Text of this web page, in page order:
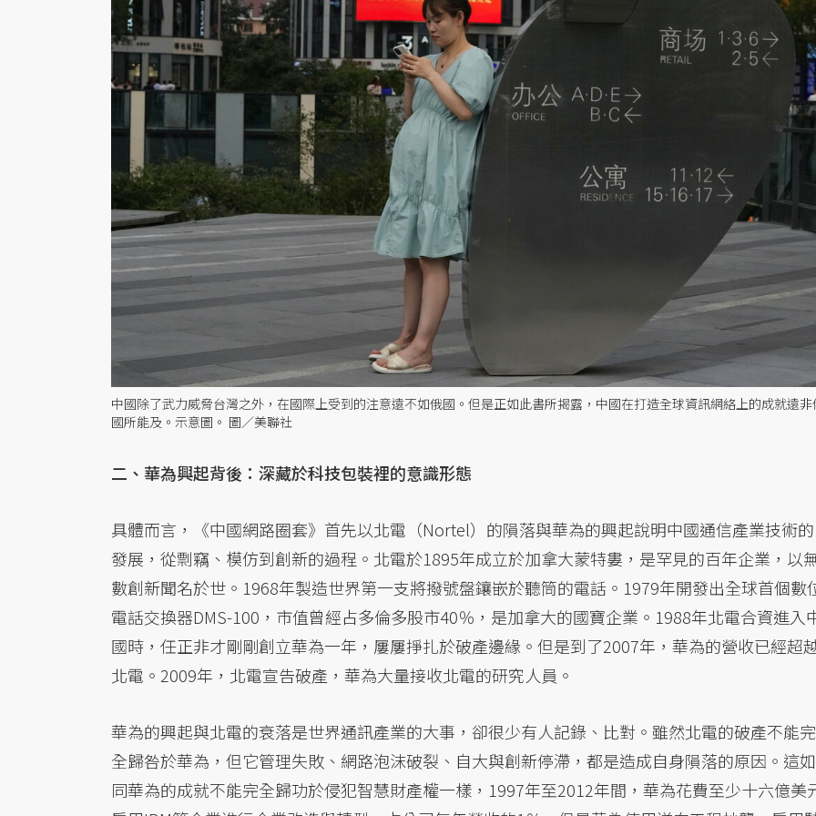
中國除了武力威脅台灣之外，在國際上受到的注意遠不如俄國。但是正如此書所揭露，中國在打造全球資訊網絡上的成就遠非
國所能及。示意圖。 圖／美聯社
二、華為興起背後：深藏於科技包裝裡的意識形態
具體而言，《中國網路圈套》首先以北電（Nortel）的隕落與華為的興起說明中國通信產業技術的
發展，從剽竊、模仿到創新的過程。北電於1895年成立於加拿大蒙特婁，是罕見的百年企業，以
數創新聞名於世。1968年製造世界第一支將撥號盤鑲嵌於聽筒的電話。1979年開發出全球首個數
電話交換器DMS-100，市值曾經占多倫多股市40％，是加拿大的國寶企業。1988年北電合資進入
國時，任正非才剛剛創立華為一年，屢屢掙扎於破產邊緣。但是到了2007年，華為的營收已經超
北電。2009年，北電宣告破產，華為大量接收北電的研究人員。
華為的興起與北電的衰落是世界通訊產業的大事，卻很少有人記錄、比對。雖然北電的破產不能完
全歸咎於華為，但它管理失敗、網路泡沫破裂、自大與創新停滯，都是造成自身隕落的原因。這如
同華為的成就不能完全歸功於侵犯智慧財產權一樣，1997年至2012年間，華為花費至少十六億美